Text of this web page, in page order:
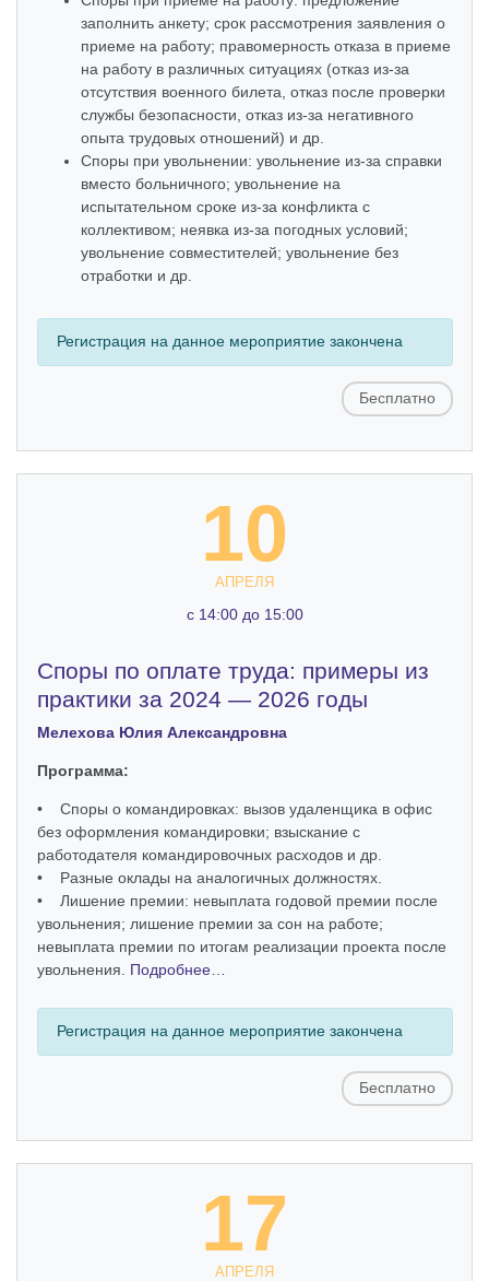
заполнить анкету; срок рассмотрения заявления о
приеме на работу; правомерность отказа в приеме
на работу в различных ситуациях (отказ из-за
отсутствия военного билета, отказ после проверки
службы безопасности, отказ из-за негативного
опыта трудовых отношений) и др.
Споры при увольнении: увольнение из-за справки
вместо больничного; увольнение на
испытательном сроке из-за конфликта с
коллективом; неявка из-за погодных условий;
увольнение совместителей; увольнение без
отработки и др.
Регистрация на данное мероприятие закончена
Бесплатно
10
АПРЕЛЯ
c 14:00 до 15:00
Споры по оплате труда: примеры из
практики за 2024 — 2026 годы
Мелехова Юлия Александровна
Программа:
• Споры о командировках: вызов удаленщика в офис
без оформления командировки; взыскание с
работодателя командировочных расходов и др.
• Разные оклады на аналогичных должностях.
• Лишение премии: невыплата годовой премии после
увольнения; лишение премии за сон на работе;
невыплата премии по итогам реализации проекта после
увольнения. Подробнее…
Регистрация на данное мероприятие закончена
Бесплатно
17
АПРЕЛЯ